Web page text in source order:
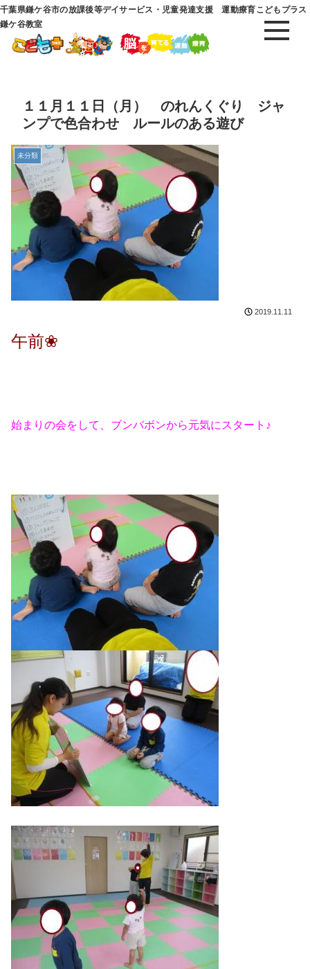
千葉県鎌ケ谷市の放課後等デイサービス・児童発達支援 運動療育こどもプラス
鎌ケ谷教室
１１月１１日（月） のれんくぐり ジャ
ンプで色合わせ ルールのある遊び
未分類
2019.11.11
午前❀
始まりの会をして、ブンバボンから元気にスタート♪